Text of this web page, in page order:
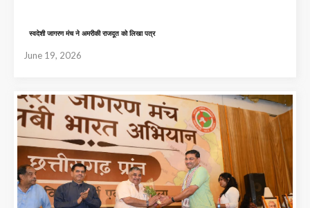
स्वदेशी जागरण मंच ने अमरीकी राजदूत को लिखा पत्र
June 19, 2026